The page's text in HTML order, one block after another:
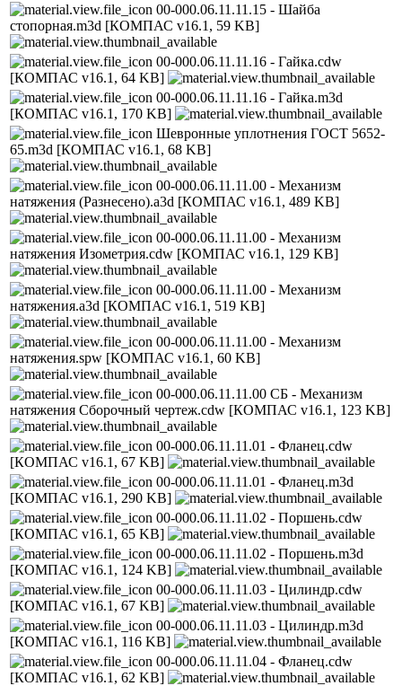
00-000.06.11.11.15 - Шайба
стопорная.m3d [КОМПАС v16.1, 59 KB]
00-000.06.11.11.16 - Гайка.cdw
[КОМПАС v16.1, 64 KB]
00-000.06.11.11.16 - Гайка.m3d
[КОМПАС v16.1, 170 KB]
Шевронные уплотнения ГОСТ 5652-
65.m3d [КОМПАС v16.1, 68 KB]
00-000.06.11.11.00 - Механизм
натяжения (Разнесено).a3d [КОМПАС v16.1, 489 KB]
00-000.06.11.11.00 - Механизм
натяжения Изометрия.cdw [КОМПАС v16.1, 129 KB]
00-000.06.11.11.00 - Механизм
натяжения.a3d [КОМПАС v16.1, 519 KB]
00-000.06.11.11.00 - Механизм
натяжения.spw [КОМПАС v16.1, 60 KB]
00-000.06.11.11.00 СБ - Механизм
натяжения Сборочный чертеж.cdw [КОМПАС v16.1, 123 KB]
00-000.06.11.11.01 - Фланец.cdw
[КОМПАС v16.1, 67 KB]
00-000.06.11.11.01 - Фланец.m3d
[КОМПАС v16.1, 290 KB]
00-000.06.11.11.02 - Поршень.cdw
[КОМПАС v16.1, 65 KB]
00-000.06.11.11.02 - Поршень.m3d
[КОМПАС v16.1, 124 KB]
00-000.06.11.11.03 - Цилиндр.cdw
[КОМПАС v16.1, 67 KB]
00-000.06.11.11.03 - Цилиндр.m3d
[КОМПАС v16.1, 116 KB]
00-000.06.11.11.04 - Фланец.cdw
[КОМПАС v16.1, 62 KB]